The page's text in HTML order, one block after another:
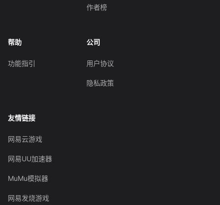
作者榜
帮助
功能指引
公司
用户协议
隐私政策
友情链接
网易云游戏
网易UU加速器
MuMu模拟器
网易发烧游戏